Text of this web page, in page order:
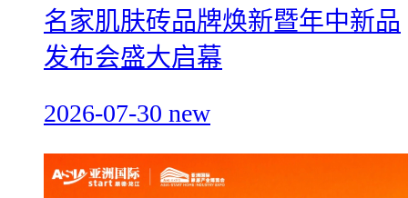
名家肌肤砖品牌焕新暨年中新品
发布会盛大启幕
2026-07-30 new